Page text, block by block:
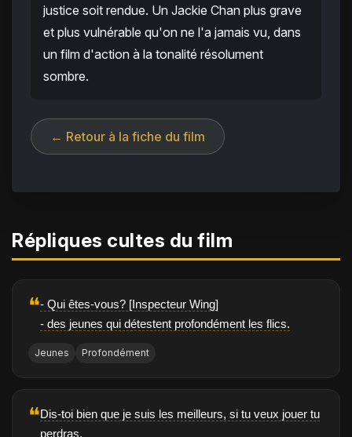
justice soit rendue. Un Jackie Chan plus grave
et plus vulnérable qu'on ne l'a jamais vu, dans
un film d'action à la tonalité résolument
sombre.
← Retour à la fiche du film
Répliques cultes du film
❝- Qui êtes-vous? [Inspecteur Wing]
- des jeunes qui détestent profondément les flics.
Jeunes Profondément
❝Dis-toi bien que je suis les meilleurs, si tu veux jouer tu
perdras.